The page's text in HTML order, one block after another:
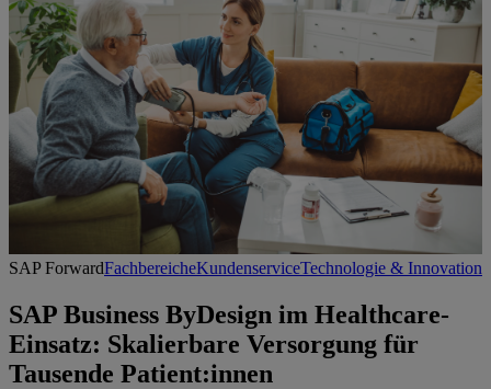
SAP ForwardFachbereicheKundenserviceTechnologie & Innovation
SAP Business ByDesign im Healthcare-
Einsatz: Skalierbare Versorgung für
Tausende Patient:innen